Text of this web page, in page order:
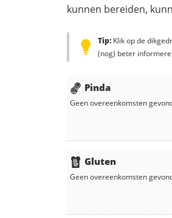
kunnen bereiden,
Tip: Klik op de
(nog) beter
Pinda
Geen overeenkomsten
Gluten
Geen overeenkomsten